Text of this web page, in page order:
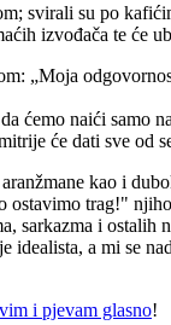
svirali su po
izvođača te
„Moja
ćemo naići
će dati sve od
kao i
trag!"
sarkazma i
a mi se
i pjevam glasno!